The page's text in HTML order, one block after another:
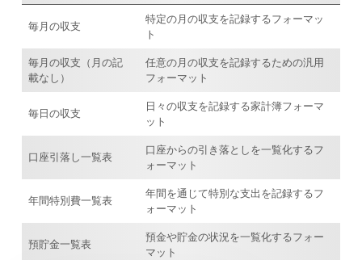
毎月の収支
特定の月の収支を記録するフォーマッ
ト
毎月の収支（月の記
載なし）
任意の月の収支を記録するための汎用
フォーマット
毎日の収支
日々の収支を記録する家計簿フォーマ
ット
口座引落し一覧表
口座からの引き落としを一覧化するフ
ォーマット
年間特別費一覧表
年間を通じて特別な支出を記録するフ
ォーマット
預貯金一覧表
預金や貯金の状況を一覧化するフォー
マット